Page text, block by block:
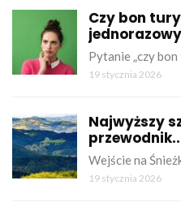
Czy bon
Pytanie „czy
19 stycznia 2026
Najwyższy
Wejście na
19 stycznia 2026